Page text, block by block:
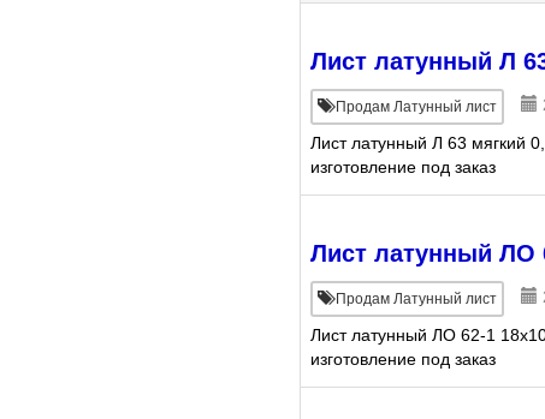
Лист латунный Л
Продам Латунный лист
Лист латунный Л 63 мягкий
изготовление под заказ
Лист латунный ЛО
Продам Латунный лист
Лист латунный ЛО 62-1
изготовление под заказ